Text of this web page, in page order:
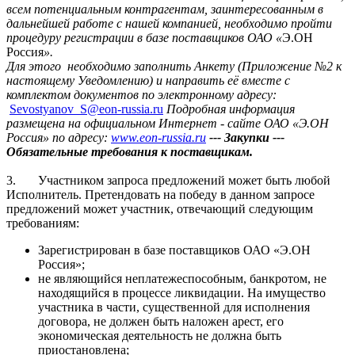
всем потенциальным контрагентам, заинтересованным в
дальнейшей работе с нашей компанией, необходимо пройти
процедуру регистрации в базе поставщиков ОАО «Э.ОН
Россия».
Для этого необходимо заполнить Анкету (Приложение №2 к
настоящему Уведомлению) и направить её вместе с
комплектом документов по электронному адресу:
Sevostyanov S@eon-russia.ru Подробная информация
размещена на официальном Интернет - сайте ОАО «Э.ОН
Россия» по адресу: www.eon-russia.ru --- Закупки ---
Обязательные требования к поставщикам.
3.
Участником запроса предложений может быть любой
Исполнитель. Претендовать на победу в данном запросе
предложений может участник, отвечающий следующим
требованиям:
Зарегистрирован в базе поставщиков ОАО «Э.ОН
Россия»;
не являющийся неплатежеспособным, банкротом, не
находящийся в процессе ликвидации. На имущество
участника в части, существенной для исполнения
договора, не должен быть наложен арест, его
экономическая деятельность не должна быть
приостановлена;